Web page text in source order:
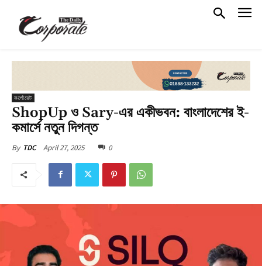
কর্পোরেট
ShopUp ও Sary-এর একীভবন: বাংলাদেশের ই-
কমার্সে নতুন দিগন্ত
By TDC April 27, 2025 0